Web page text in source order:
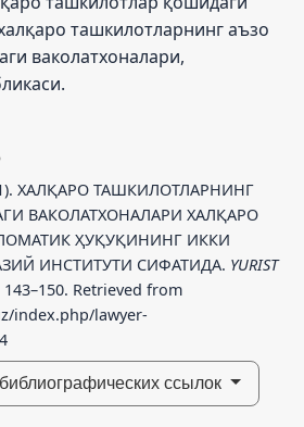
ташкилотларнинг аъзо
ваколатхоналари,
ХАЛҚАРО ТАШКИЛОТЛАРНИНГ
ВАКОЛАТХОНАЛАРИ ХАЛҚАРО
ҲУҚУҚИНИНГ ИККИ
ИНСТИТУТИ СИФАТИДА. YURIST
143–150. Retrieved from
index.php/lawyer-
ссылок